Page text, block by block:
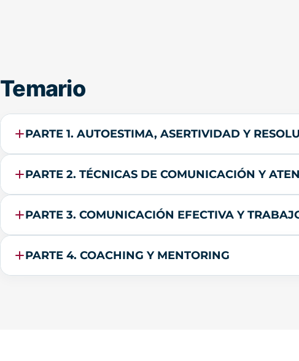
Temario
PARTE 1. AUTOESTIMA, ASERTIVIDAD Y
PARTE 2. TÉCNICAS DE COMUNICACIÓN Y
PARTE 3. COMUNICACIÓN EFECTIVA Y
PARTE 4. COACHING Y MENTORING